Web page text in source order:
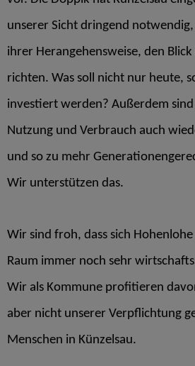
unserer Sicht dringend
ihrer Herangehensweise, den
richten. Was soll nicht nur heute,
investiert werden? Außerdem
Nutzung und Verbrauch auch
und so zu mehr
Wir unterstützen das.
Wir sind froh, dass sich
Raum immer noch sehr
Wir als Kommune profitieren
aber nicht unserer Verpflichtung
Menschen in Künzelsau.